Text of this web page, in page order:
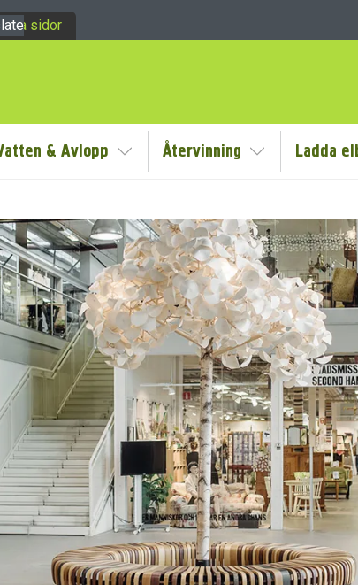
sidor
undermeny
& Avlopp Visa/Göm undermeny
Återvinning Visa/GömLadda